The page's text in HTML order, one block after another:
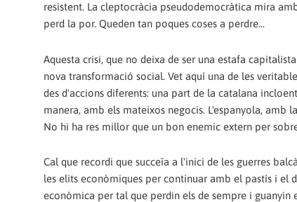
resistent. La cleptocràcia pseudodemocràtica mira
perd la por. Queden tan poques coses a perdre...
Aquesta crisi, que no deixa de ser una estafa
nova transformació social. Vet aquí una de les
des d'accions diferents: una part de la catalana
manera, amb els mateixos negocis. L'espanyola, amb
No hi ha res millor que un bon enemic extern per
Cal que recordi que succeïa a l'inici de les guerres
les elits econòmiques per continuar amb el pastís i el
econòmica per tal que perdin els de sempre i guanyin